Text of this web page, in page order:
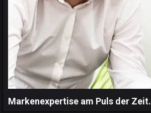
Markenexpertise am Puls der Zeit.